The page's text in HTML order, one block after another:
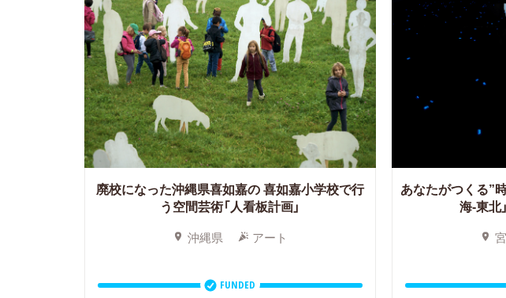
廃校になった沖縄県喜如嘉の喜如嘉小学校で行
う空間芸術「人看板計画」
沖縄県 アート
FUNDED
あなたがつくる”
海-東北